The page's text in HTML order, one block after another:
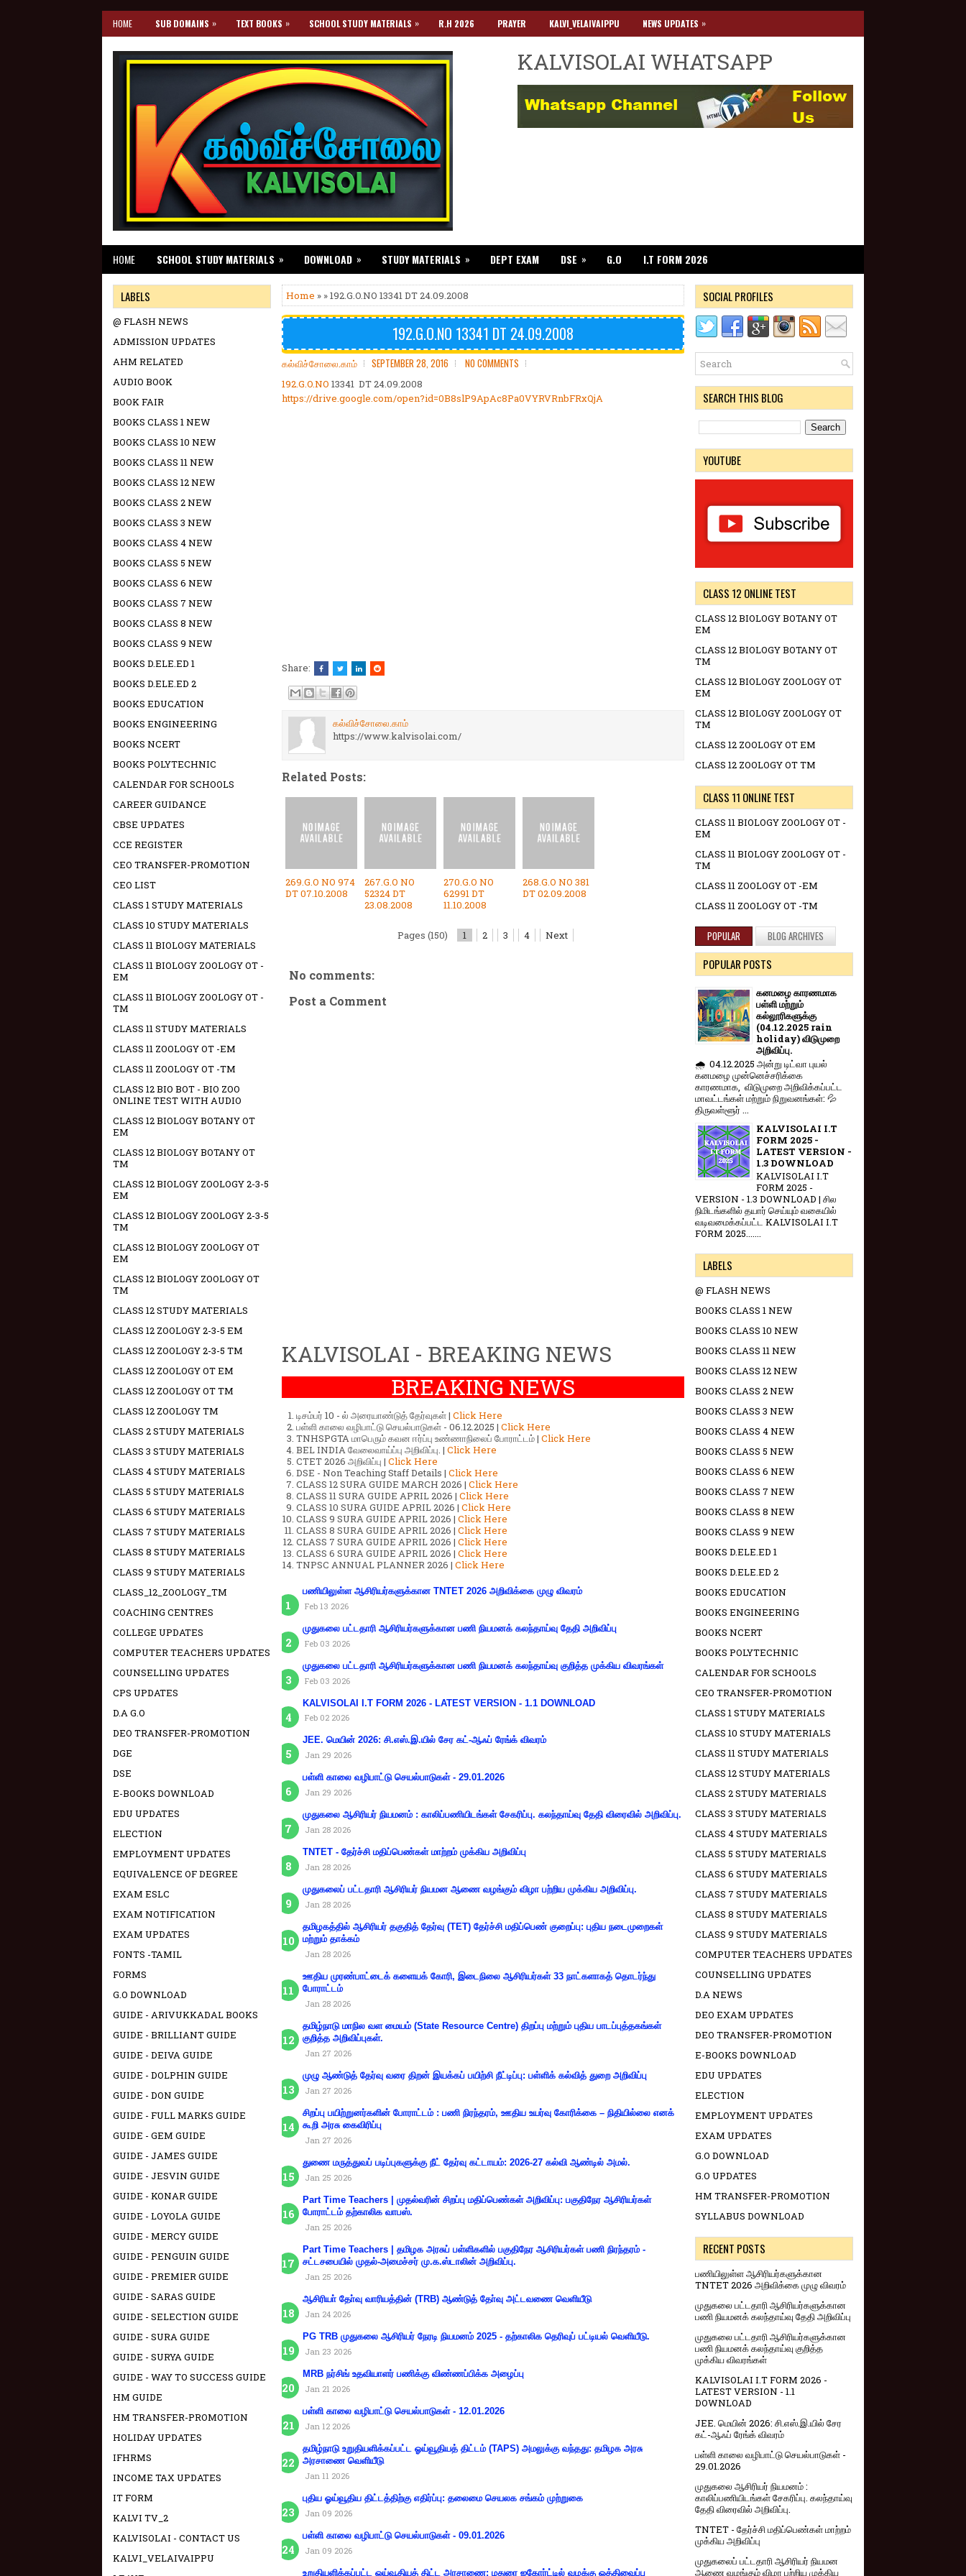
HOME SUB DOMAINS » TEXT BOOKS » SCHOOL STUDY MATERIALS » R.H 2026 PRAYER KALVI_VELAIVAIPPU NEWS UPDATES »
KALVISOLAI WHATSAPP
HOME SCHOOL STUDY MATERIALS » DOWNLOAD » STUDY MATERIALS » DEPT EXAM DSE » G.O I.T FORM 2026
Home » » 192.G.O.NO 13341 DT 24.09.2008
192.G.O.NO 13341 DT 24.09.2008
கல்விச்சோலை.காம் SEPTEMBER 28, 2016 NO COMMENTS
192.G.O.NO 13341 DT 24.09.2008
https://drive.google.com/open?id=0B8slP9ApAc8Pa0VYRVRnbFRxQjA
Share:
கல்விச்சோலை.காம்
https://www.kalvisolai.com/
Related Posts:
269.G.O NO 974
DT 07.10.2008
267.G.O NO
52324 DT
23.08.2008
270.G.O NO
62991 DT
11.10.2008
268.G.O NO 381
DT 02.09.2008
Pages (150) 1 2 3 4 Next
No comments:
Post a Comment
KALVISOLAI - BREAKING NEWS
BREAKING NEWS
டிசம்பர் 10 - ல் அரையாண்டுத் தேர்வுகள் | Click Here
பள்ளி காலை வழிபாட்டு செயல்பாடுகள் - 06.12.2025 | Click Here
TNHSPGTA மாபெரும் கவன ஈர்ப்பு உண்ணாநிலைப் போராட்டம் | Click Here
BEL INDIA வேலைவாய்ப்பு அறிவிப்பு. | Click Here
CTET 2026 அறிவிப்பு | Click Here
DSE - Non Teaching Staff Details | Click Here
CLASS 12 SURA GUIDE MARCH 2026 | Click Here
CLASS 11 SURA GUIDE APRIL 2026 | Click Here
CLASS 10 SURA GUIDE APRIL 2026 | Click Here
CLASS 9 SURA GUIDE APRIL 2026 | Click Here
CLASS 8 SURA GUIDE APRIL 2026 | Click Here
CLASS 7 SURA GUIDE APRIL 2026 | Click Here
CLASS 6 SURA GUIDE APRIL 2026 | Click Here
TNPSC ANNUAL PLANNER 2026 | Click Here
பணியிலுள்ள ஆசிரியர்களுக்கான TNTET 2026 அறிவிக்கை முழு விவரம்
Feb 13 2026
முதுகலை பட்டதாரி ஆசிரியர்களுக்கான பணி நியமனக் கலந்தாய்வு தேதி அறிவிப்பு
Feb 03 2026
முதுகலை பட்டதாரி ஆசிரியர்களுக்கான பணி நியமனக் கலந்தாய்வு குறித்த முக்கிய விவரங்கள்
Feb 03 2026
KALVISOLAI I.T FORM 2026 - LATEST VERSION - 1.1 DOWNLOAD
Feb 02 2026
JEE. மெயின் 2026: சி.எஸ்.இ.யில் சேர கட்-ஆஃப் ரேங்க் விவரம்
Jan 29 2026
பள்ளி காலை வழிபாட்டு செயல்பாடுகள் - 29.01.2026
Jan 29 2026
முதுகலை ஆசிரியர் நியமனம் : காலிப்பணியிடங்கள் சேகரிப்பு. கலந்தாய்வு தேதி விரைவில் அறிவிப்பு.
Jan 28 2026
TNTET - தேர்ச்சி மதிப்பெண்கள் மாற்றம் முக்கிய அறிவிப்பு
Jan 28 2026
முதுகலைப் பட்டதாரி ஆசிரியர் நியமன ஆணை வழங்கும் விழா பற்றிய முக்கிய அறிவிப்பு.
Jan 28 2026
தமிழகத்தில் ஆசிரியர் தகுதித் தேர்வு (TET) தேர்ச்சி மதிப்பெண் குறைப்பு: புதிய நடைமுறைகள்
மற்றும் தாக்கம்
Jan 28 2026
ஊதிய முரண்பாட்டைக் களையக் கோரி, இடைநிலை ஆசிரியர்கள் 33 நாட்களாகத் தொடர்ந்து
போராட்டம்
Jan 28 2026
தமிழ்நாடு மாநில வள மையம் (State Resource Centre) திறப்பு மற்றும் புதிய பாடப்புத்தகங்கள்
குறித்த அறிவிப்புகள்.
Jan 27 2026
முழு ஆண்டுத் தேர்வு வரை திறன் இயக்கப் பயிற்சி நீட்டிப்பு: பள்ளிக் கல்வித் துறை அறிவிப்பு
Jan 27 2026
சிறப்பு பயிற்றுனர்களின் போராட்டம் : பணி நிரந்தரம், ஊதிய உயர்வு கோரிக்கை – நிதியில்லை எனக்
கூறி அரசு கைவிரிப்பு
Jan 27 2026
துணை மருத்துவப் படிப்புகளுக்கு நீட் தேர்வு கட்டாயம்: 2026-27 கல்வி ஆண்டில் அமல்.
Jan 25 2026
Part Time Teachers | முதல்வரின் சிறப்பு மதிப்பெண்கள் அறிவிப்பு: பகுதிநேர ஆசிரியர்கள்
போராட்டம் தற்காலிக வாபஸ்.
Jan 25 2026
Part Time Teachers | தமிழக அரசுப் பள்ளிகளில் பகுதிநேர ஆசிரியர்கள் பணி நிரந்தரம் -
சட்டசபையில் முதல்-அமைச்சர் மு.க.ஸ்டாலின் அறிவிப்பு.
Jan 25 2026
ஆசிரியா் தோ்வு வாரியத்தின் (TRB) ஆண்டுத் தோ்வு அட்டவணை வெளியீடு
Jan 24 2026
PG TRB முதுகலை ஆசிரியர் நேரடி நியமனம் 2025 - தற்காலிக தெரிவுப் பட்டியல் வெளியீடு.
Jan 23 2026
MRB நர்சிங் உதவியாளர் பணிக்கு விண்ணப்பிக்க அழைப்பு
Jan 21 2026
பள்ளி காலை வழிபாட்டு செயல்பாடுகள் - 12.01.2026
Jan 12 2026
தமிழ்நாடு உறுதியளிக்கப்பட்ட ஓய்வூதியத் திட்டம் (TAPS) அமலுக்கு வந்தது: தமிழக அரசு
அரசாணை வெளியீடு
Jan 11 2026
புதிய ஓய்வூதிய திட்டத்திற்கு எதிர்ப்பு: தலைமை செயலக சங்கம் முற்றுகை
Jan 09 2026
பள்ளி காலை வழிபாட்டு செயல்பாடுகள் - 09.01.2026
Jan 09 2026
உறுதியளிக்கப்பட்ட ஓய்வூதியத் திட்ட அரசாணை: மதுரை ஐகோர்ட்டில் வழக்கு ஒத்திவைப்பு
LABELS
@ FLASH NEWS
ADMISSION UPDATES
AHM RELATED
AUDIO BOOK
BOOK FAIR
BOOKS CLASS 1 NEW
BOOKS CLASS 10 NEW
BOOKS CLASS 11 NEW
BOOKS CLASS 12 NEW
BOOKS CLASS 2 NEW
BOOKS CLASS 3 NEW
BOOKS CLASS 4 NEW
BOOKS CLASS 5 NEW
BOOKS CLASS 6 NEW
BOOKS CLASS 7 NEW
BOOKS CLASS 8 NEW
BOOKS CLASS 9 NEW
BOOKS D.ELE.ED 1
BOOKS D.ELE.ED 2
BOOKS EDUCATION
BOOKS ENGINEERING
BOOKS NCERT
BOOKS POLYTECHNIC
CALENDAR FOR SCHOOLS
CAREER GUIDANCE
CBSE UPDATES
CCE REGISTER
CEO TRANSFER-PROMOTION
CEO LIST
CLASS 1 STUDY MATERIALS
CLASS 10 STUDY MATERIALS
CLASS 11 BIOLOGY MATERIALS
CLASS 11 BIOLOGY ZOOLOGY OT -
EM
CLASS 11 BIOLOGY ZOOLOGY OT -
TM
CLASS 11 STUDY MATERIALS
CLASS 11 ZOOLOGY OT -EM
CLASS 11 ZOOLOGY OT -TM
CLASS 12 BIO BOT - BIO ZOO
ONLINE TEST WITH AUDIO
CLASS 12 BIOLOGY BOTANY OT
EM
CLASS 12 BIOLOGY BOTANY OT
TM
CLASS 12 BIOLOGY ZOOLOGY 2-3-5
EM
CLASS 12 BIOLOGY ZOOLOGY 2-3-5
TM
CLASS 12 BIOLOGY ZOOLOGY OT
EM
CLASS 12 BIOLOGY ZOOLOGY OT
TM
CLASS 12 STUDY MATERIALS
CLASS 12 ZOOLOGY 2-3-5 EM
CLASS 12 ZOOLOGY 2-3-5 TM
CLASS 12 ZOOLOGY OT EM
CLASS 12 ZOOLOGY OT TM
CLASS 12 ZOOLOGY TM
CLASS 2 STUDY MATERIALS
CLASS 3 STUDY MATERIALS
CLASS 4 STUDY MATERIALS
CLASS 5 STUDY MATERIALS
CLASS 6 STUDY MATERIALS
CLASS 7 STUDY MATERIALS
CLASS 8 STUDY MATERIALS
CLASS 9 STUDY MATERIALS
CLASS_12_ZOOLOGY_TM
COACHING CENTRES
COLLEGE UPDATES
COMPUTER TEACHERS UPDATES
COUNSELLING UPDATES
CPS UPDATES
D.A G.O
DEO TRANSFER-PROMOTION
DGE
DSE
E-BOOKS DOWNLOAD
EDU UPDATES
ELECTION
EMPLOYMENT UPDATES
EQUIVALENCE OF DEGREE
EXAM ESLC
EXAM NOTIFICATION
EXAM UPDATES
FONTS -TAMIL
FORMS
G.O DOWNLOAD
GUIDE - ARIVUKKADAL BOOKS
GUIDE - BRILLIANT GUIDE
GUIDE - DEIVA GUIDE
GUIDE - DOLPHIN GUIDE
GUIDE - DON GUIDE
GUIDE - FULL MARKS GUIDE
GUIDE - GEM GUIDE
GUIDE - JAMES GUIDE
GUIDE - JESVIN GUIDE
GUIDE - KONAR GUIDE
GUIDE - LOYOLA GUIDE
GUIDE - MERCY GUIDE
GUIDE - PENGUIN GUIDE
GUIDE - PREMIER GUIDE
GUIDE - SARAS GUIDE
GUIDE - SELECTION GUIDE
GUIDE - SURA GUIDE
GUIDE - SURYA GUIDE
GUIDE - WAY TO SUCCESS GUIDE
HM GUIDE
HM TRANSFER-PROMOTION
HOLIDAY UPDATES
IFHRMS
INCOME TAX UPDATES
IT FORM
KALVI TV_2
KALVISOLAI - CONTACT US
KALVI_VELAIVAIPPU
SOCIAL PROFILES
SEARCH THIS BLOG
YOUTUBE
CLASS 12 ONLINE TEST
CLASS 12 BIOLOGY BOTANY OT
EM
CLASS 12 BIOLOGY BOTANY OT
TM
CLASS 12 BIOLOGY ZOOLOGY OT
EM
CLASS 12 BIOLOGY ZOOLOGY OT
TM
CLASS 12 ZOOLOGY OT EM
CLASS 12 ZOOLOGY OT TM
CLASS 11 ONLINE TEST
CLASS 11 BIOLOGY ZOOLOGY OT -
EM
CLASS 11 BIOLOGY ZOOLOGY OT -
TM
CLASS 11 ZOOLOGY OT -EM
CLASS 11 ZOOLOGY OT -TM
POPULAR BLOG ARCHIVES
POPULAR POSTS
கனமழை காரணமாக
பள்ளி மற்றும்
கல்லூரிகளுக்கு
(04.12.2025 rain
holiday) விடுமுறை
அறிவிப்பு.
🌧️ 04.12.2025 அன்று டிட்வா புயல்
கனமழை முன்னெச்சரிக்கை
காரணமாக, விடுமுறை அறிவிக்கப்பட்ட
மாவட்டங்கள் மற்றும் நிறுவனங்கள்: 💦
திருவள்ளூர் ...
KALVISOLAI I.T
FORM 2025 -
LATEST VERSION -
1.3 DOWNLOAD
KALVISOLAI I.T
FORM 2025 -
VERSION - 1.3 DOWNLOAD | சில
நிமிடங்களில் தயார் செய்யும் வகையில்
வடிவமைக்கப்பட்ட KALVISOLAI I.T
FORM 2025.......
LABELS
@ FLASH NEWS
BOOKS CLASS 1 NEW
BOOKS CLASS 10 NEW
BOOKS CLASS 11 NEW
BOOKS CLASS 12 NEW
BOOKS CLASS 2 NEW
BOOKS CLASS 3 NEW
BOOKS CLASS 4 NEW
BOOKS CLASS 5 NEW
BOOKS CLASS 6 NEW
BOOKS CLASS 7 NEW
BOOKS CLASS 8 NEW
BOOKS CLASS 9 NEW
BOOKS D.ELE.ED 1
BOOKS D.ELE.ED 2
BOOKS EDUCATION
BOOKS ENGINEERING
BOOKS NCERT
BOOKS POLYTECHNIC
CALENDAR FOR SCHOOLS
CEO TRANSFER-PROMOTION
CLASS 1 STUDY MATERIALS
CLASS 10 STUDY MATERIALS
CLASS 11 STUDY MATERIALS
CLASS 12 STUDY MATERIALS
CLASS 2 STUDY MATERIALS
CLASS 3 STUDY MATERIALS
CLASS 4 STUDY MATERIALS
CLASS 5 STUDY MATERIALS
CLASS 6 STUDY MATERIALS
CLASS 7 STUDY MATERIALS
CLASS 8 STUDY MATERIALS
CLASS 9 STUDY MATERIALS
COMPUTER TEACHERS UPDATES
COUNSELLING UPDATES
D.A NEWS
DEO EXAM UPDATES
DEO TRANSFER-PROMOTION
E-BOOKS DOWNLOAD
EDU UPDATES
ELECTION
EMPLOYMENT UPDATES
EXAM UPDATES
G.O DOWNLOAD
G.O UPDATES
HM TRANSFER-PROMOTION
SYLLABUS DOWNLOAD
RECENT POSTS
பணியிலுள்ள ஆசிரியர்களுக்கான
TNTET 2026 அறிவிக்கை முழு விவரம்
முதுகலை பட்டதாரி ஆசிரியர்களுக்கான
பணி நியமனக் கலந்தாய்வு தேதி அறிவிப்பு
முதுகலை பட்டதாரி ஆசிரியர்களுக்கான
பணி நியமனக் கலந்தாய்வு குறித்த
முக்கிய விவரங்கள்
KALVISOLAI I.T FORM 2026 -
LATEST VERSION - 1.1
DOWNLOAD
JEE. மெயின் 2026: சி.எஸ்.இ.யில் சேர
கட்-ஆஃப் ரேங்க் விவரம்
பள்ளி காலை வழிபாட்டு செயல்பாடுகள் -
29.01.2026
முதுகலை ஆசிரியர் நியமனம் :
காலிப்பணியிடங்கள் சேகரிப்பு. கலந்தாய்வு
தேதி விரைவில் அறிவிப்பு.
TNTET - தேர்ச்சி மதிப்பெண்கள் மாற்றம்
முக்கிய அறிவிப்பு
முதுகலைப் பட்டதாரி ஆசிரியர் நியமன
ஆணை வழங்கும் விழா பற்றிய முக்கிய